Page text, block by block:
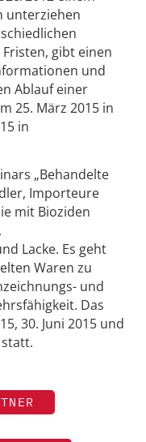
unterziehen
gibt einen
und
Ablauf einer
25. März 2015 in
in
„Behandelte
Importeure
mit Bioziden
Lacke. Es geht
Waren zu
und
Das
30. Juni 2015 und